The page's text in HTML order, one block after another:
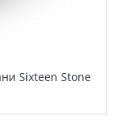
Sixteen Stone